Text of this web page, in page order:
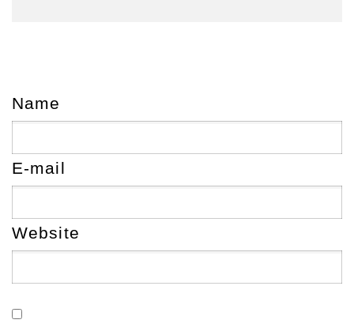
Name
E-mail
Website